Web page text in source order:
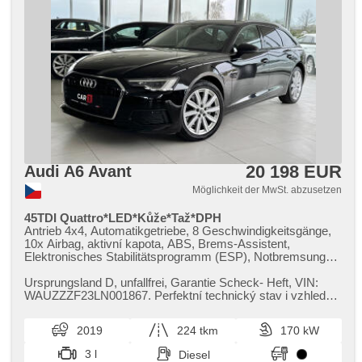
Audi A6 Avant 20 198 EUR
Möglichkeit der MwSt. abzusetzen
45TDI Quattro*LED*Kůže*Taž*DPH
Antrieb 4x4, Automatikgetriebe, 8 Geschwindigkeitsgänge,
10x Airbag, aktivní kapota, ABS, Brems-Assistent,
Elektronisches Stabilitätsprogramm (ESP), Notbremsung
do kopce (HSA), ukazatel rychlostního limitu (SLIF), Uhr
Spur, asistent jízdy v koloně, asistent změny jízdního pruhu,
bremsen , Anhängerkupplung, 4-Zonen Klimaanlage,
Klimaautomatik, Adaptive Geschwindigkeitsregelung, LED
adaptivní světlomety, Schaltflutlicht, LED denní svícení,
Ursprungsland D,​ unfallfrei,​ Garantie Scheck​- Heft,​ VIN:
WAUZZZF23LN001867. Perfektní technický stav i vzhled
2019 224 tkm
170 kW
3 l
Diesel